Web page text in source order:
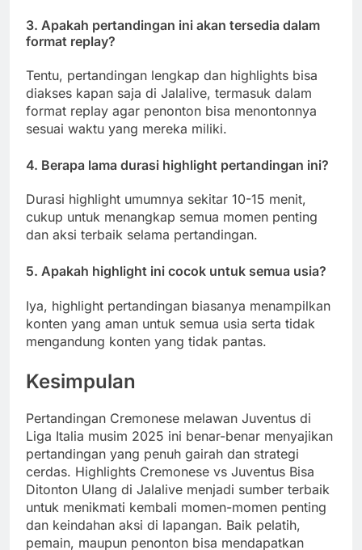
3. Apakah pertandingan ini akan tersedia dalam
format replay?
Tentu, pertandingan lengkap dan highlights bisa
diakses kapan saja di Jalalive, termasuk dalam
format replay agar penonton bisa menontonnya
sesuai waktu yang mereka miliki.
4. Berapa lama durasi highlight pertandingan ini?
Durasi highlight umumnya sekitar 10-15 menit,
cukup untuk menangkap semua momen penting
dan aksi terbaik selama pertandingan.
5. Apakah highlight ini cocok untuk semua usia?
Iya, highlight pertandingan biasanya menampilkan
konten yang aman untuk semua usia serta tidak
mengandung konten yang tidak pantas.
Kesimpulan
Pertandingan Cremonese melawan Juventus di
Liga Italia musim 2025 ini benar-benar menyajikan
pertandingan yang penuh gairah dan strategi
cerdas. Highlights Cremonese vs Juventus Bisa
Ditonton Ulang di Jalalive menjadi sumber terbaik
untuk menikmati kembali momen-momen penting
dan keindahan aksi di lapangan. Baik pelatih,
pemain, maupun penonton bisa mendapatkan